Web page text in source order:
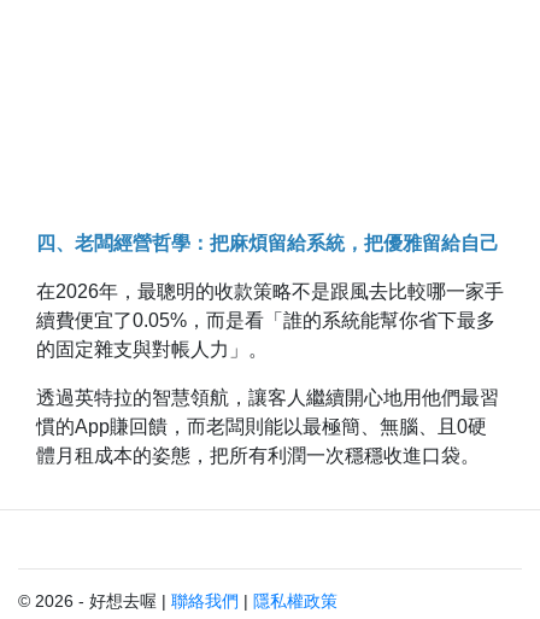
四、老闆經營哲學：把麻煩留給系統，把優雅留給自己
在2026年，最聰明的收款策略不是跟風去比較哪一家手
續費便宜了0.05%，而是看「誰的系統能幫你省下最多
的固定雜支與對帳人力」。
透過英特拉的智慧領航，讓客人繼續開心地用他們最習
慣的App賺回饋，而老闆則能以最極簡、無腦、且0硬
體月租成本的姿態，把所有利潤一次穩穩收進口袋。
© 2026 - 好想去喔 | 聯絡我們 | 隱私權政策